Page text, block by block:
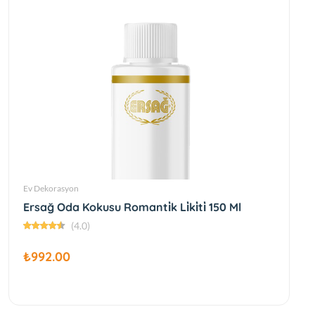
Ev Dekorasyon
Ersağ Oda Kokusu Romanti̇k Li̇ki̇ti̇ 150 Ml
(4.0)
₺992.00